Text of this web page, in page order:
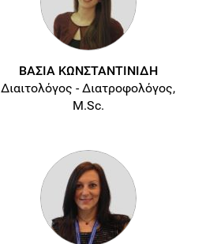
ΒΑΣΙΑ ΚΩΝΣΤΑΝΤΙΝΙΔΗ
Διαιτολόγος - Διατροφολόγος,
M.Sc.